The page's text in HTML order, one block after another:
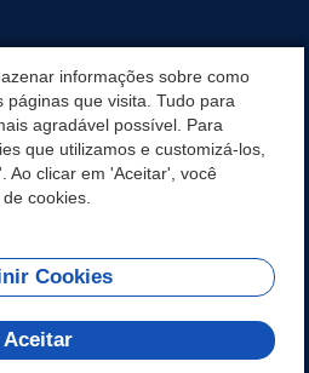
informações sobre como
páginas que visita. Tudo para
agradável possível. Para
que utilizamos e customizá-los,
Ao clicar em 'Aceitar', você
cookies.
Cookies
Aceitar